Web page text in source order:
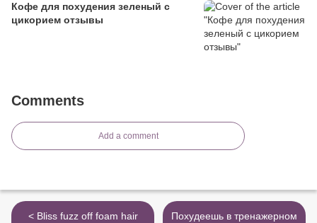
Кофе для похудения зеленый с
цикорием отзывы
Comments
Add a comment
< Bliss fuzz off foam hair
Похудеешь в тренажерном